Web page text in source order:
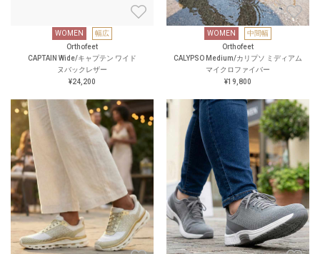
WOMEN
幅広
Orthofeet
CAPTAIN Wide/キャプテン ワイド
ヌバックレザー
¥24,200
WOMEN
中間幅
Orthofeet
CALYPSO Medium/カリプソ ミディアム
マイクロファイバー
¥19,800